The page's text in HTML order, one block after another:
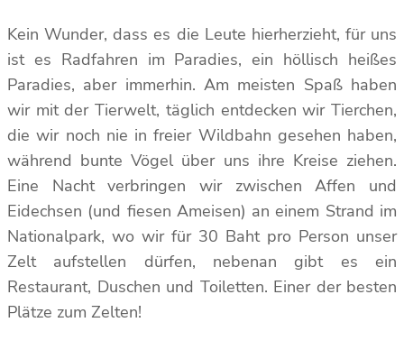
Kein Wunder, dass es die Leute hierherzieht, für uns
ist es Radfahren im Paradies, ein höllisch heißes
Paradies, aber immerhin. Am meisten Spaß haben
wir mit der Tierwelt, täglich entdecken wir Tierchen,
die wir noch nie in freier Wildbahn gesehen haben,
während bunte Vögel über uns ihre Kreise ziehen.
Eine Nacht verbringen wir zwischen Affen und
Eidechsen (und fiesen Ameisen) an einem Strand im
Nationalpark, wo wir für 30 Baht pro Person unser
Zelt aufstellen dürfen, nebenan gibt es ein
Restaurant, Duschen und Toiletten. Einer der besten
Plätze zum Zelten!